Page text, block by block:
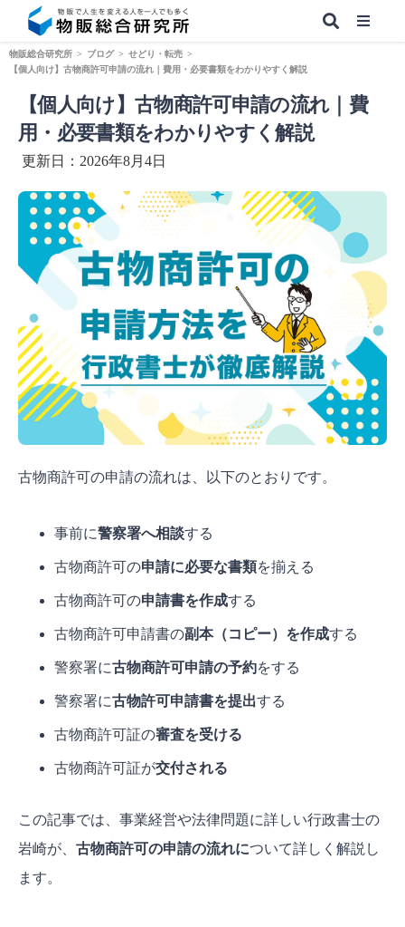
【無料】副業&本業 物販ノウハウ
物販総合研究所 > ブログ > せどり・転売 >
【個人向け】古物商許可申請の流れ｜費用・必要書類をわかりやすく解説
【個人向け】古物商許可申請の流れ｜費
用・必要書類をわかりやすく解説
更新日：2026年8月4日
古物商許可の申請の流れは、以下のとおりです。
事前に警察署へ相談する
古物商許可の申請に必要な書類を揃える
古物商許可の申請書を作成する
古物商許可申請書の副本（コピー）を作成する
警察署に古物商許可申請の予約をする
警察署に古物許可申請書を提出する
古物商許可証の審査を受ける
古物商許可証が交付される
この記事では、 事業経営や法律問題に詳しい行政書士の
岩崎が、 古物商許可の申請の流れについて詳しく解説し
ます。